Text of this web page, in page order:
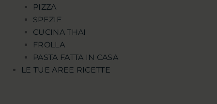
PIZZA
SPEZIE
CUCINA THAI
FROLLA
PASTA FATTA IN CASA
LE TUE AREE RICETTE